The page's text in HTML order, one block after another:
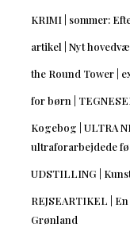
KRIMI | sommer:
artikel | Nyt
the Round Tower |
for børn |
Kogebog | ULTRA
ultraforarbejdede
UDSTILLING |
REJSEARTIKEL |
Grønland